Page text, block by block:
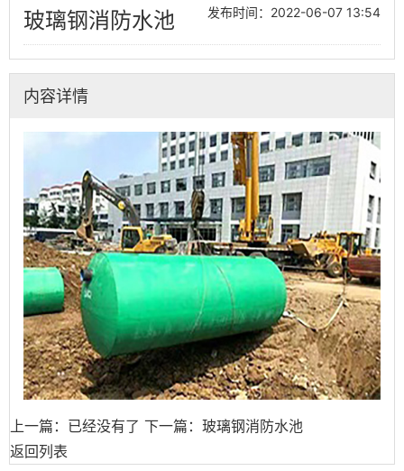
玻璃钢消防水池 发布时间：2022-06-07 13:54
内容详情
上一篇：已经没有了 下一篇：玻璃钢消防水池
返回列表